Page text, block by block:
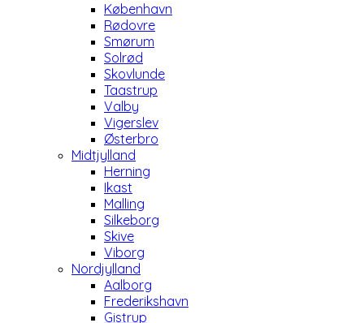
København
Rødovre
Smørum
Solrød
Skovlunde
Taastrup
Valby
Vigerslev
Østerbro
Midtjylland
Herning
Ikast
Malling
Silkeborg
Skive
Viborg
Nordjylland
Aalborg
Frederikshavn
Gistrup